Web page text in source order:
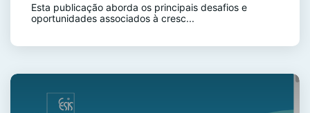
Esta publicação aborda os principais desafios e
oportunidades associados à cresc...